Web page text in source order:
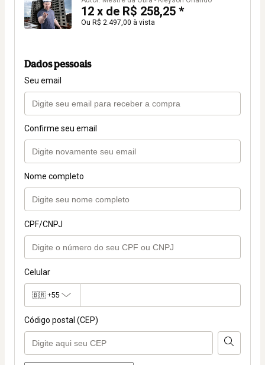
12 x de R$ 258,25 *
Ou R$ 2.497,00 à vista
Dados pessoais
Seu email
Confirme seu email
Nome completo
CPF/CNPJ
Celular
🇧🇷+55
Código postal (CEP)